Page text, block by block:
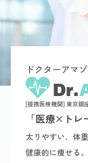
ドクターアマ
[提携医療機関] 東京銀
「医療×ト
太りやすい、体
健康的に痩せる。